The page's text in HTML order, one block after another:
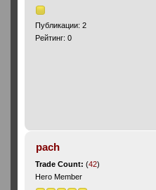
Публикации: 2
Рейтинг: 0
pach
Trade Count:(42)
Hero Member